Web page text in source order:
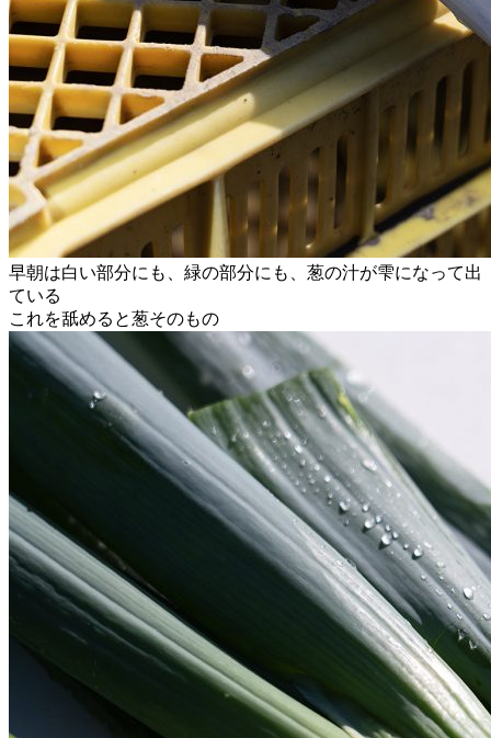
早朝は白い部分にも、緑の部分にも、葱の汁が雫になって出
ている
これを舐めると葱そのもの